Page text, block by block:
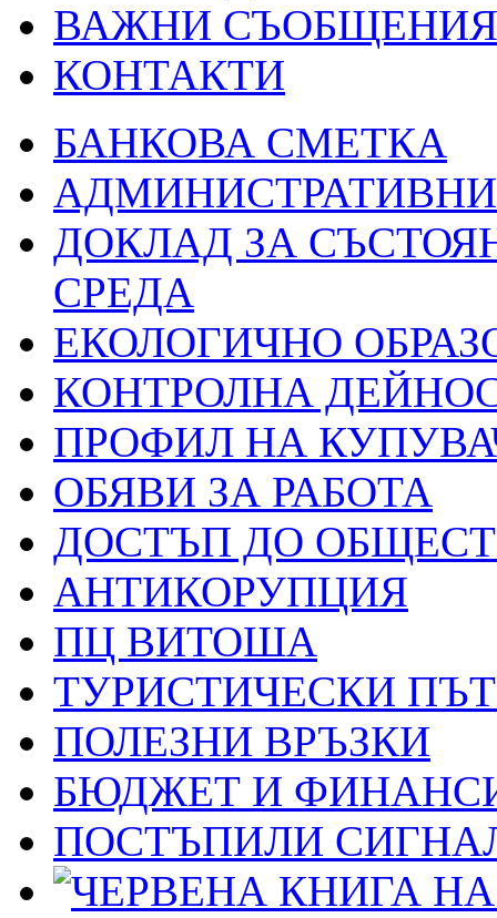
ВАЖНИ СЪОБЩЕНИЯ
КОНТАКТИ
БАНКОВА СМЕТКА
ДОКЛАД ЗА
СРЕДА
ЕКОЛОГИЧНО
КОНТРОЛНА
ПРОФИЛ НА
ОБЯВИ ЗА РАБОТА
ДОСТЪП ДО
АНТИКОРУПЦИЯ
ПЦ ВИТОША
ТУРИСТИЧЕСКИ
ПОЛЕЗНИ ВРЪЗКИ
БЮДЖЕТ И
ПОСТЪПИЛИ